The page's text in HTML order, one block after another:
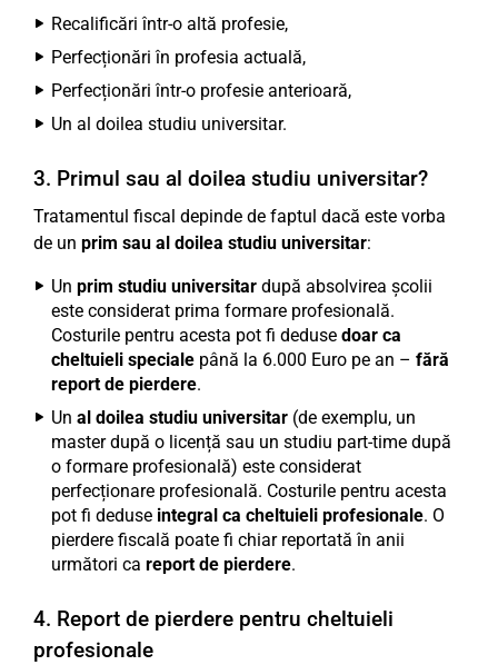
Recalificări într-o altă profesie,
Perfecționări în profesia actuală,
Perfecționări într-o profesie anterioară,
Un al doilea studiu universitar.
3. Primul sau al doilea studiu universitar?
Tratamentul fiscal depinde de faptul dacă este vorba
de un prim sau al doilea studiu universitar:
Un prim studiu universitar după absolvirea școlii
este considerat prima formare profesională.
Costurile pentru acesta pot fi deduse doar ca
cheltuieli speciale până la 6.000 Euro pe an – fără
report de pierdere.
Un al doilea studiu universitar (de exemplu, un
master după o licență sau un studiu part-time după
o formare profesională) este considerat
perfecționare profesională. Costurile pentru acesta
pot fi deduse integral ca cheltuieli profesionale. O
pierdere fiscală poate fi chiar reportată în anii
următori ca report de pierdere.
4. Report de pierdere pentru cheltuieli
profesionale